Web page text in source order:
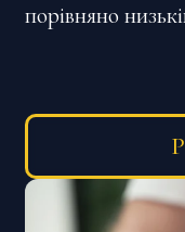
порівняно
Керамічні
конструкцію, як
виготовляються